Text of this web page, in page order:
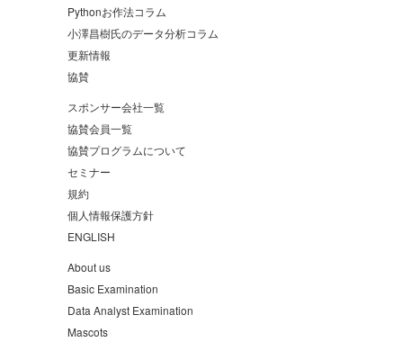
Pythonお作法コラム
小澤昌樹氏のデータ分析コラム
更新情報
協賛
スポンサー会社一覧
協賛会員一覧
協賛プログラムについて
セミナー
規約
個人情報保護方針
ENGLISH
About us
Basic Examination
Data Analyst Examination
Mascots